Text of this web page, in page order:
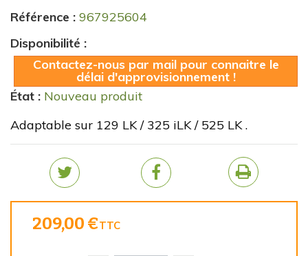
Référence : 967925604
Disponibilité :
Contactez-nous par mail pour connaitre le
délai d'approvisionnement !
État : Nouveau produit
Adaptable sur 129 LK / 325 iLK / 525 LK .
209,00 €TTC